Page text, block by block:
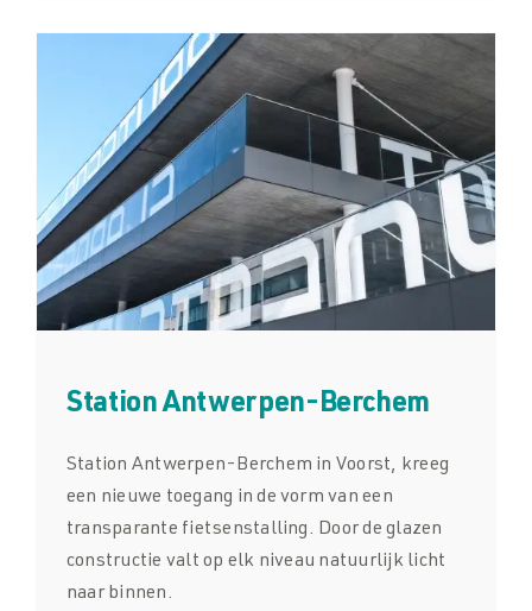
Station Antwerpen-Berchem
Station Antwerpen-Berchem in Voorst, kreeg
een nieuwe toegang in de vorm van een
transparante fietsenstalling. Door de glazen
constructie valt op elk niveau natuurlijk licht
naar binnen.